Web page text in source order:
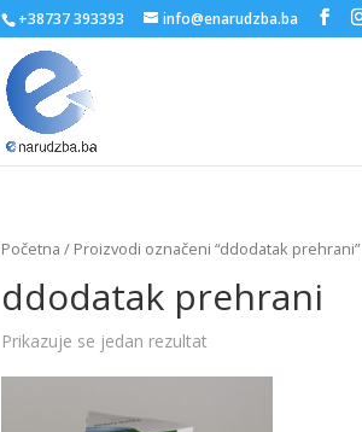
+38737 393393 info@enarudzba.ba
Početna / Proizvodi označeni “ddodatak prehrani”
ddodatak prehrani
Prikazuje se jedan rezultat